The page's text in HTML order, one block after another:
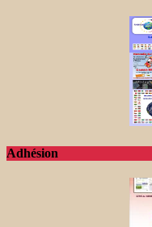
Adhésion